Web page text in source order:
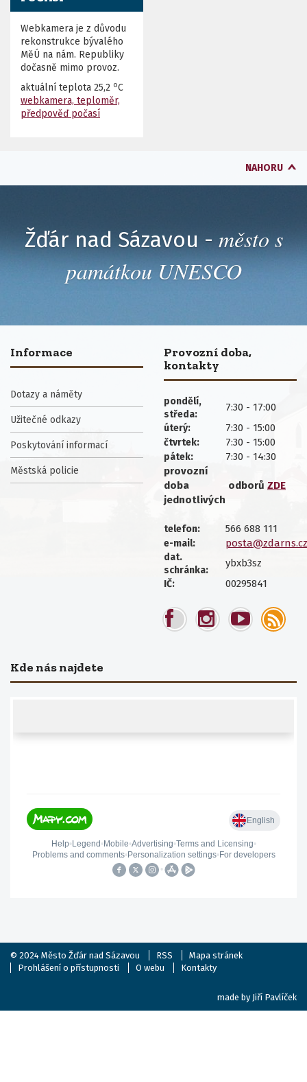
Webkamera je z důvodu
rekonstrukce bývalého
MěÚ na nám. Republiky
dočasně mimo provoz.
aktuální teplota 25,2 oC
webkamera, teploměr,
předpověď počasí
NAHORU
Žďár nad Sázavou - město s
památkou UNESCO
Informace
Dotazy a náměty
Užitečné odkazy
Poskytování informací
Městská policie
Provozní doba,
kontakty
pondělí,
středa:
7:30 - 17:00
úterý: 7:30 - 15:00
čtvrtek: 7:30 - 15:00
pátek:
7:30 - 14:30
provozní
doba
jednotlivých
odborů ZDE
telefon: 566 688 111
e-mail: posta@zdarns.cz
dat.
schránka:
ybxb3sz
IČ: 00295841
Kde nás najdete
© 2024 Město Žďár nad Sázavou RSS
Mapa stránek
Prohlášení o přístupnosti
O webu Kontakty
made by Jiří Pavlíček